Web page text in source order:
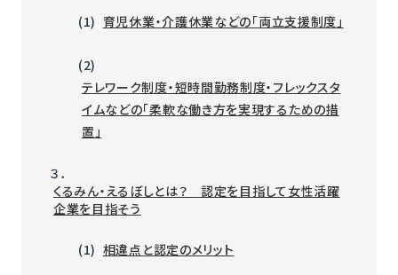
(1) 育児休業・介護休業などの「両立支援制度」
(2)
テレワーク制度・短時間勤務制度・フレックスタ
イムなどの「柔軟な働き方を実現するための措
置」
３．
くるみん・えるぼしとは？ 認定を目指して女性活躍
企業を目指そう
(1) 相違点と認定のメリット